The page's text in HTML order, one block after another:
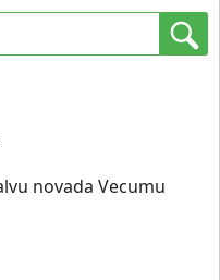
novada Vecumu